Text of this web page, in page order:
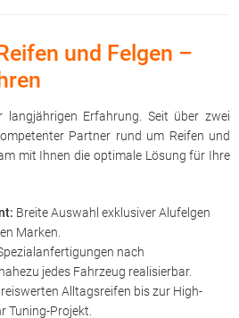
und Felgen –
langjährigen Erfahrung. Seit über zwei
Partner rund um Reifen und
mit Ihnen die optimale Lösung für Ihre
Breite Auswahl exklusiver Alufelgen
Marken.
nach
jedes Fahrzeug realisierbar.
Alltagsreifen bis zur High-
Tuning-Projekt.